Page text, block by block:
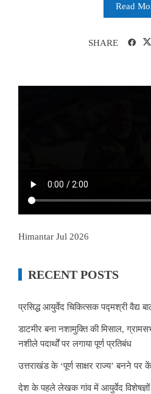
Read
SHARE
Himantar Jul 2026
RECENT POSTS
प्रसिद्ध आयुर्वेद चिकित्सक पद्मश्री वैद्य
डाटमीर बना नशामुक्ति की मिसाल,
नशीले पदार्थों पर लगाया पूर्ण प्रतिबंध
उत्तराखंड के ‘पूर्ण साक्षर राज्य’ बनने पर
देश के पहले लेखक गांव में आयुर्वेद